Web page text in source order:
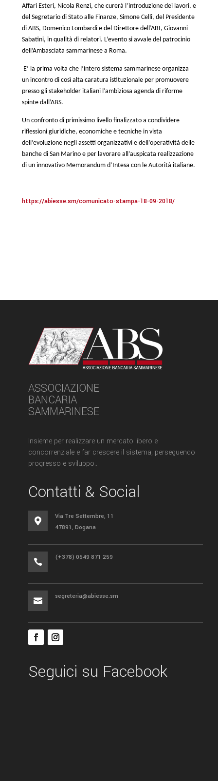
Affari Esteri, Nicola Renzi, che curerà l’introduzione dei lavori, e
del Segretario di Stato alle Finanze, Simone Celli, del Presidente
di ABS, Domenico Lombardi e del Direttore dell’ABI, Giovanni
Sabatini, in qualità di relatori. L’evento si avvale del patrocinio
dell’Ambasciata sammarinese a Roma.
E’ la prima volta che l’intero sistema sammarinese organizza
un incontro di così alta caratura istituzionale per promuovere
presso gli stakeholder italiani l’ambiziosa agenda di riforme
spinte dall’ABS.
Un confronto di primissimo livello finalizzato a condividere
riflessioni giuridiche, economiche e tecniche in vista
dell’evoluzione negli assetti organizzativi e dell’operatività delle
banche di San Marino e per lavorare all’auspicata realizzazione
di un innovativo Memorandum d’Intesa con le Autorità italiane.
https://abiesse.sm/comunicato-stampa-18-09-2018/
ASSOCIAZIONE
BANCARIA
SAMMARINESE
Insieme per realizzare un mercato libero e
concorrenziale e far crescere il sistema, perseguendo
progresso e sviluppo..
Contatti & Social

Via Tre Settembre, 11
47891, Dogana

(+378) 0549 871 259

segreteria@abiesse.sm
Seguici su Facebook